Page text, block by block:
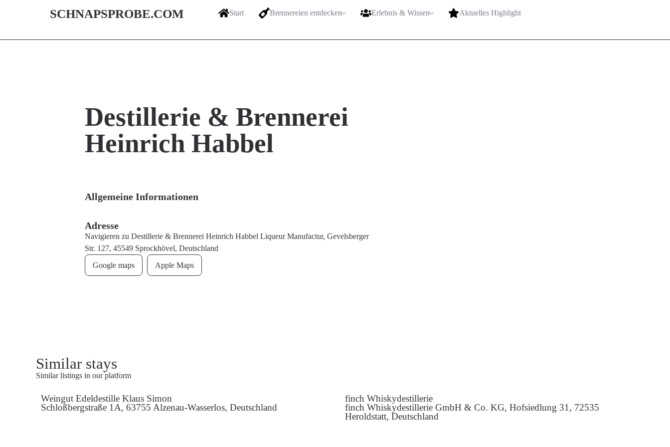
SCHNAPSPROBE.COM Start Brennereien entdecken Erlebnis & Wissen Aktuelles Highlight
Destillerie & Brennerei
Heinrich Habbel
Allgemeine Informationen
Adresse
Navigieren zu Destillerie & Brennerei Heinrich Habbel Liqueur Manufactur, Gevelsberger
Str. 127, 45549 Sprockhövel, Deutschland
Google maps
Apple Maps
Similar stays
Similar listings in our platform
Weingut Edeldestille Klaus Simon
Schloßbergstraße 1A, 63755 Alzenau-Wasserlos, Deutschland
finch Whiskydestillerie
finch Whiskydestillerie GmbH & Co. KG, Hofsiedlung 31, 72535
Heroldstatt, Deutschland